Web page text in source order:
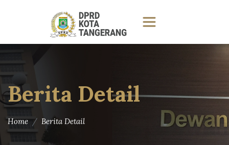
Berita Detail
Home Berita Detail